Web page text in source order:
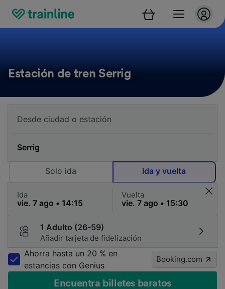
Estación de tren Serrig
Solo ida Ida y vuelta
Ida Vuelta
1 Adulto (26-59)
Añadir tarjeta de fidelización
Ahorra hasta un 20 % en
estancias con Genius
Booking.com
Encuentra billetes baratos